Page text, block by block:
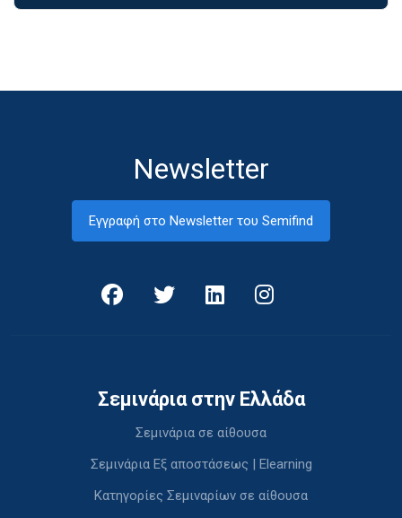
Newsletter
Εγγραφή στο Newsletter του Semifind
Σεμινάρια στην Ελλάδα
Σεμινάρια σε αίθουσα
Σεμινάρια Εξ αποστάσεως | Elearning
Κατηγορίες Σεμιναρίων σε αίθουσα